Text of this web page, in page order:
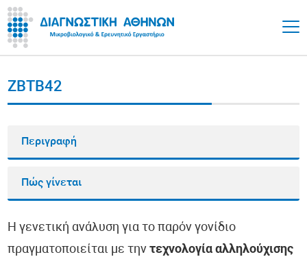
ZBTB42
Περιγραφή
Πώς γίνεται
Η γενετική ανάλυση για το παρόν γονίδιο
πραγματοποιείται με τηντεχνολογία αλληλούχισης